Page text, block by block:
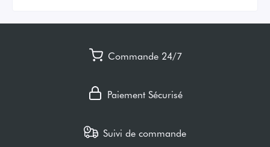
Commande 24/7
Paiement Sécurisé
Suivi de commande